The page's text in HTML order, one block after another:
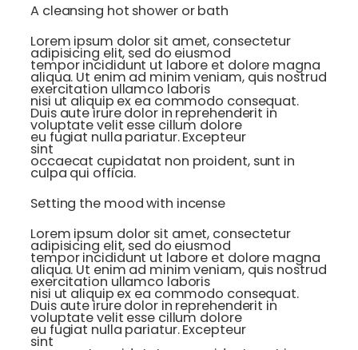
A cleansing hot shower or bath
Lorem ipsum dolor sit amet, consectetur
adipisicing elit, sed do eiusmod
tempor incididunt ut labore et dolore magna
aliqua. Ut enim ad minim veniam, quis nostrud
exercitation ullamco laboris
nisi ut aliquip ex ea commodo consequat.
Duis aute irure dolor in reprehenderit in
voluptate velit esse cillum dolore
eu fugiat nulla pariatur. Excepteur
sint
occaecat cupidatat non proident, sunt in
culpa qui officia.
Setting the mood with incense
Lorem ipsum dolor sit amet, consectetur
adipisicing elit, sed do eiusmod
tempor incididunt ut labore et dolore magna
aliqua. Ut enim ad minim veniam, quis nostrud
exercitation ullamco laboris
nisi ut aliquip ex ea commodo consequat.
Duis aute irure dolor in reprehenderit in
voluptate velit esse cillum dolore
eu fugiat nulla pariatur. Excepteur
sint